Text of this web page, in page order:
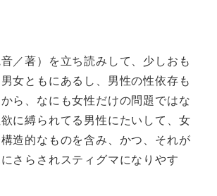
／著）を立ち読みして、少しおも
女ともにあるし、男性の性依存も
ら、なにも女性だけの問題ではな
に縛られてる男性にたいして、女
造的なものを含み、かつ、それが
さらされスティグマになりやす